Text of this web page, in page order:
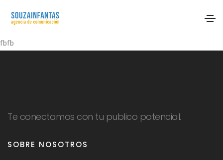
fbfb
Te conectamos con tu publico potencial.
SOBRE NOSOTROS